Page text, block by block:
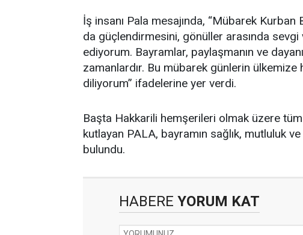
İş insanı Pala mesajında, “Mübarek Kurban
da güçlendirmesini, gönüller arasında sevgi
ediyorum. Bayramlar, paylaşmanın ve
zamanlardır. Bu mübarek günlerin
diliyorum” ifadelerine yer verdi.
Başta Hakkarili hemşerileri olmak üzere tüm
kutlayan PALA, bayramın sağlık, mutluluk
bulundu.
HABERE YORUM KAT